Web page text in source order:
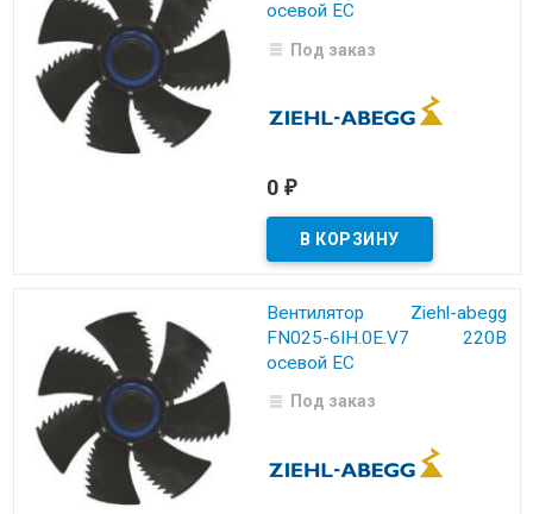
осевой EC
Под заказ
0 ₽
Вентилятор Ziehl-abegg
FN025-6IH.0E.V7 220B
осевой EC
Под заказ